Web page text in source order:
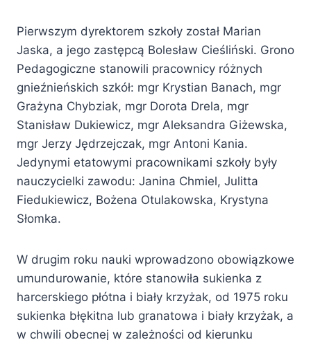
Pierwszym dyrektorem szkoły został Marian
Jaska, a jego zastępcą Bolesław Cieśliński. Grono
Pedagogiczne stanowili pracownicy różnych
gnieźnieńskich szkół: mgr Krystian Banach, mgr
Grażyna Chybziak, mgr Dorota Drela, mgr
Stanisław Dukiewicz, mgr Aleksandra Giżewska,
mgr Jerzy Jędrzejczak, mgr Antoni Kania.
Jedynymi etatowymi pracownikami szkoły były
nauczycielki zawodu: Janina Chmiel, Julitta
Fiedukiewicz, Bożena Otulakowska, Krystyna
Słomka.
W drugim roku nauki wprowadzono obowiązkowe
umundurowanie, które stanowiła sukienka z
harcerskiego płótna i biały krzyżak, od 1975 roku
sukienka błękitna lub granatowa i biały krzyżak, a
w chwili obecnej w zależności od kierunku